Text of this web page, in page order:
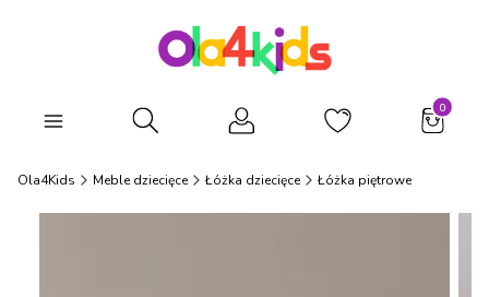
Otwórz wyszukiwarkę
Ola4Kids Meble dziecięce Łóżka dziecięce Łóżka piętrowe